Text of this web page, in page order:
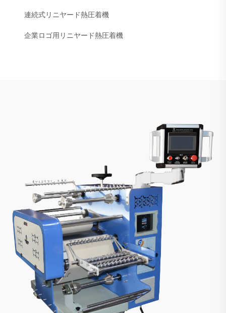
連続式リニヤード熱圧着機
企業ロゴ用リニヤード熱圧着機